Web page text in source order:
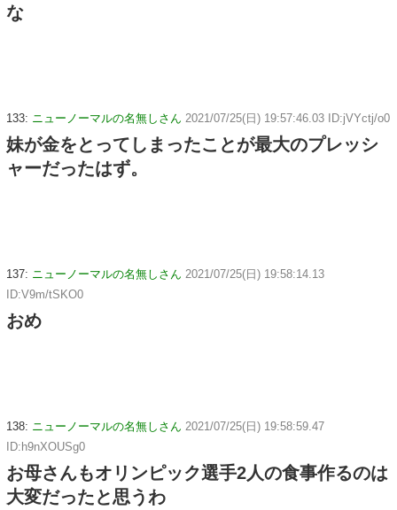
な
133: ニューノーマルの名無しさん 2021/07/25(日) 19:57:46.03 ID:jVYctj/o0
妹が金をとってしまったことが最大のプレッシ
ャーだったはず。
137: ニューノーマルの名無しさん 2021/07/25(日) 19:58:14.13
ID:V9m/tSKO0
おめ
138: ニューノーマルの名無しさん 2021/07/25(日) 19:58:59.47
ID:h9nXOUSg0
お母さんもオリンピック選手2人の食事作るのは
大変だったと思うわ